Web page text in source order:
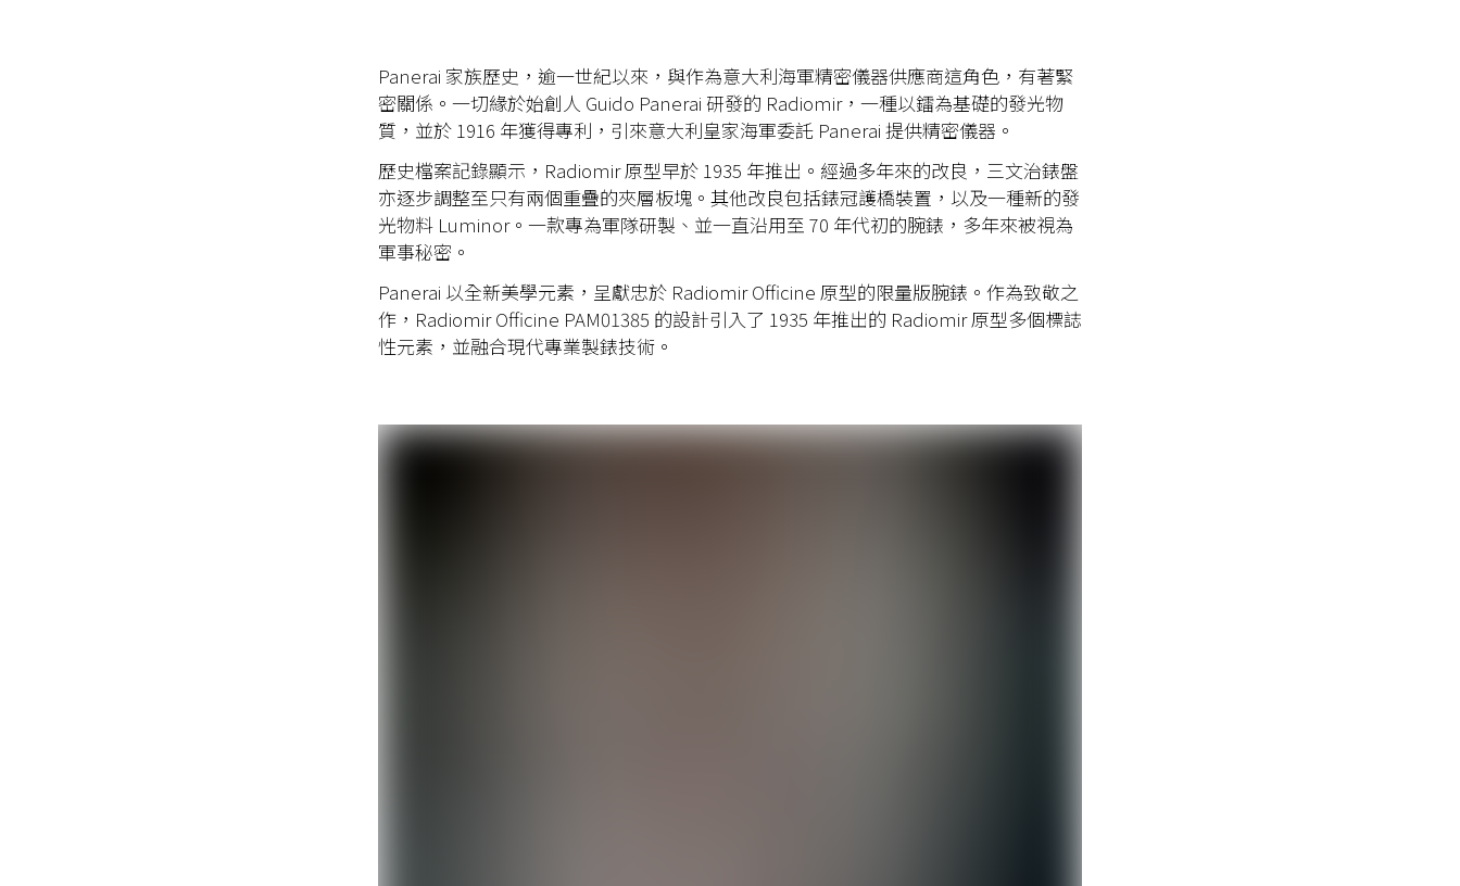
Panerai 家族歷史，逾一世紀以來，與作為意大利海軍精密儀器供應商這角色，有著緊
密關係。一切緣於始創人 Guido Panerai 研發的 Radiomir，一種以鐳為基礎的發光物
質，並於 1916 年獲得專利，引來意大利皇家海軍委託 Panerai 提供精密儀器。
歷史檔案記錄顯示， Radiomir原型早於 1935 年推出。經過多年來的改良，三文治錶盤
亦逐步調整至只有兩個重疊的夾層板塊。其他改良包括錶冠護橋裝置，以及一種新的發
光物料 Luminor。一款專為軍隊研製、並一直沿用至 70 年代初的腕錶，多年來被視為
軍事秘密。
Panerai 以全新美學元素，呈獻忠於 Radiomir Officine 原型的限量版腕錶。作為致敬之
作， Radiomir Officine PAM01385 的設計引入了 1935 年推出的 Radiomir 原型多個標誌
性元素，並融合現代專業製錶技術。